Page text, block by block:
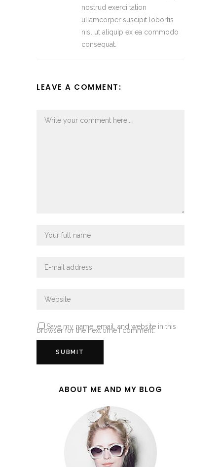
nostrud exerci tation
ullamcorper suscipit lobortis
nisl ut aliquip ex ea commodo
consequat.
LEAVE A COMMENT:
Save my name, email, and website in this
browser for the next time I comment.
ABOUT ME AND MY BLOG